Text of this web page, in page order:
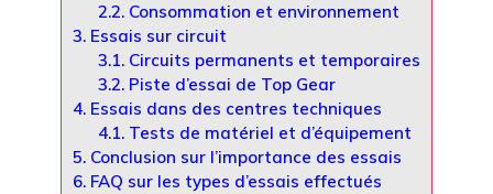
2.2.Consommation et environnement
3. Essais sur circuit
3.1.Circuits permanents et temporaires
3.2.Piste d’essai de Top Gear
4. Essais dans des centres techniques
4.1.Tests de matériel et d’équipement
5. Conclusion sur l’importance des essais
6. FAQ sur les types d’essais effectués